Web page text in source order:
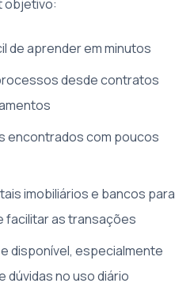
objetivo:
de aprender em minutos
desde contratos
encontrados com poucos
imobiliários e bancos para
facilitar as transações
disponível, especialmente
dúvidas no uso diário